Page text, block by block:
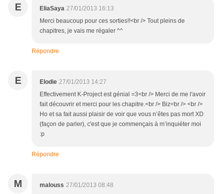
E EliaSaya 27/01/2013 16:13
Merci beaucoup pour ces sorties!!<br /> Tout pleins de
chapitres, je vais me régaler ^^
Répondre
E Elodie 27/01/2013 14:27
Effectivement K-Project est génial =3<br /> Merci de me l'avoir
fait découvrir et merci pour les chapitre.<br /> Biz<br /> <br />
Ho et sa fait aussi plaisir de voir que vous n’êtes pas mort XD
(façon de parler), c'est que je commençais à m’inquiéter moi
:p
Répondre
M malouss 27/01/2013 08:48